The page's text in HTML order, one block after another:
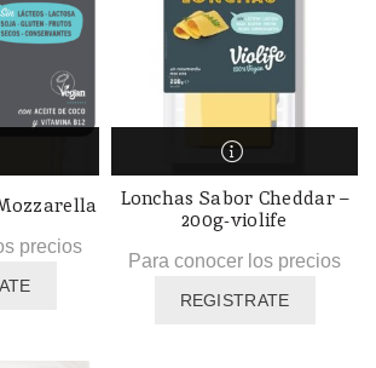
precios
Lonchas Sabor Cheddar –
200g-violife
Para conocer los precios
REGISTRATE